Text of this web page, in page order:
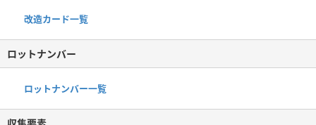
改造カード一覧
ロットナンバー
ロットナンバー一覧